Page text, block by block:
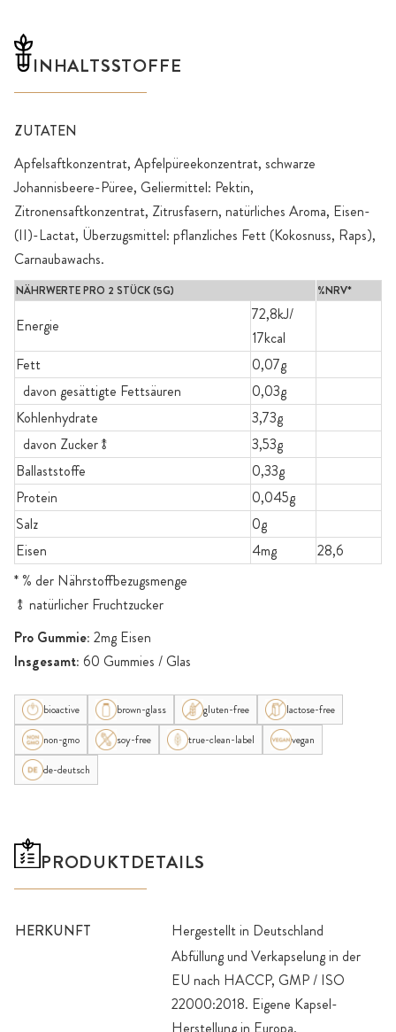
INHALTSSTOFFE
ZUTATEN
Apfelsaftkonzentrat, Apfelpüreekonzentrat, schwarze
Johannisbeere-Püree, Geliermittel: Pektin,
Zitronensaftkonzentrat, Zitrusfasern, natürliches Aroma, Eisen-
(II)-Lactat, Überzugsmittel: pflanzliches Fett (Kokosnuss, Raps),
Carnaubawachs.
NÄHRWERTE PRO 2 STÜCK (5G) %NRV*
Energie
72,8kJ/
17kcal
Fett
0,07g
davon gesättigte Fettsäuren
0,03g
Kohlenhydrate
3,73g
davon Zucker⥉
3,53g
Ballaststoffe
0,33g
Protein
0,045g
Salz
0g
Eisen
4mg
28,6
* % der Nährstoffbezugsmenge
⥉ natürlicher Fruchtzucker
Pro Gummie: 2mg Eisen
Insgesamt: 60 Gummies / Glas
bioactive brown-glass gluten-free
lactose-free
non-gmo
soy-free true-clean-label
vegan
de-deutsch
PRODUKTDETAILS
HERKUNFT Hergestellt in Deutschland
Abfüllung und Verkapselung in der
EU nach HACCP, GMP / ISO
22000:2018. Eigene Kapsel-
Herstellung in Europa.